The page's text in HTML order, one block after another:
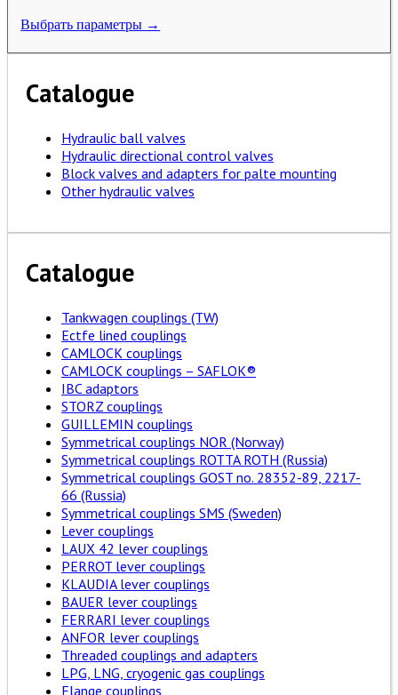
Выбрать параметры →
Catalogue
Hydraulic ball valves
Hydraulic directional control valves
Block valves and adapters for palte mounting
Other hydraulic valves
Catalogue
Tankwagen couplings (TW)
Ectfe lined couplings
CAMLOCK couplings
CAMLOCK couplings – SAFLOK®
IBC adaptors
STORZ couplings
GUILLEMIN couplings
Symmetrical couplings NOR (Norway)
Symmetrical couplings ROTTA ROTH (Russia)
Symmetrical couplings GOST no. 28352-89, 2217-
66 (Russia)
Symmetrical couplings SMS (Sweden)
Lever couplings
LAUX 42 lever couplings
PERROT lever couplings
KLAUDIA lever couplings
BAUER lever couplings
FERRARI lever couplings
ANFOR lever couplings
Threaded couplings and adapters
LPG, LNG, cryogenic gas couplings
Flange couplings